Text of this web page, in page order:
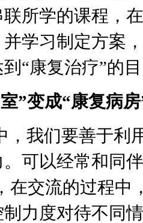
所学的课程 ，
并学习制定方案
“康复治疗”的
”变成“康复病
，我们要善于利
。 可以经常和同
在交流的过程中
力度对待不同